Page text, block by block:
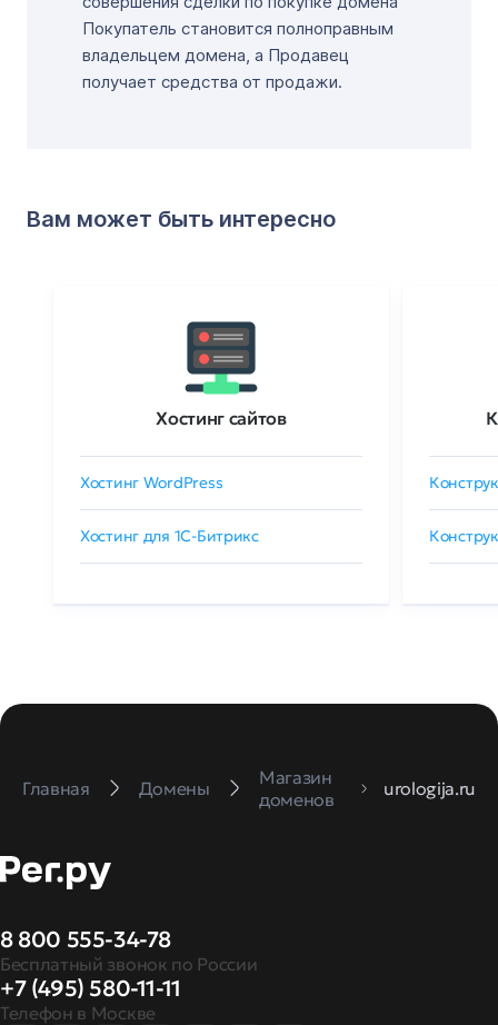
Покупатель становится полноправным
владельцем домена, а Продавец
получает средства от продажи.
Вам может быть интересно
Хостинг сайтов
Хостинг WordPress
Хостинг для 1C-Битрикс
Главная Домены
Магазин
доменов
urologija.ru
8 800 555-34-78
Бесплатный звонок по России
+7 (495) 580-11-11
Телефон в Москве